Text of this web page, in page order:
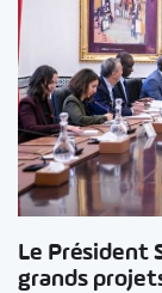
Le Président
grands